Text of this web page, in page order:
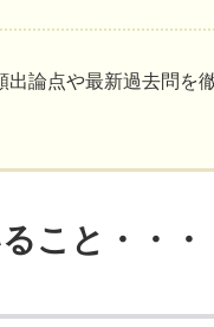
出論点や最新過去問を
こと・・・